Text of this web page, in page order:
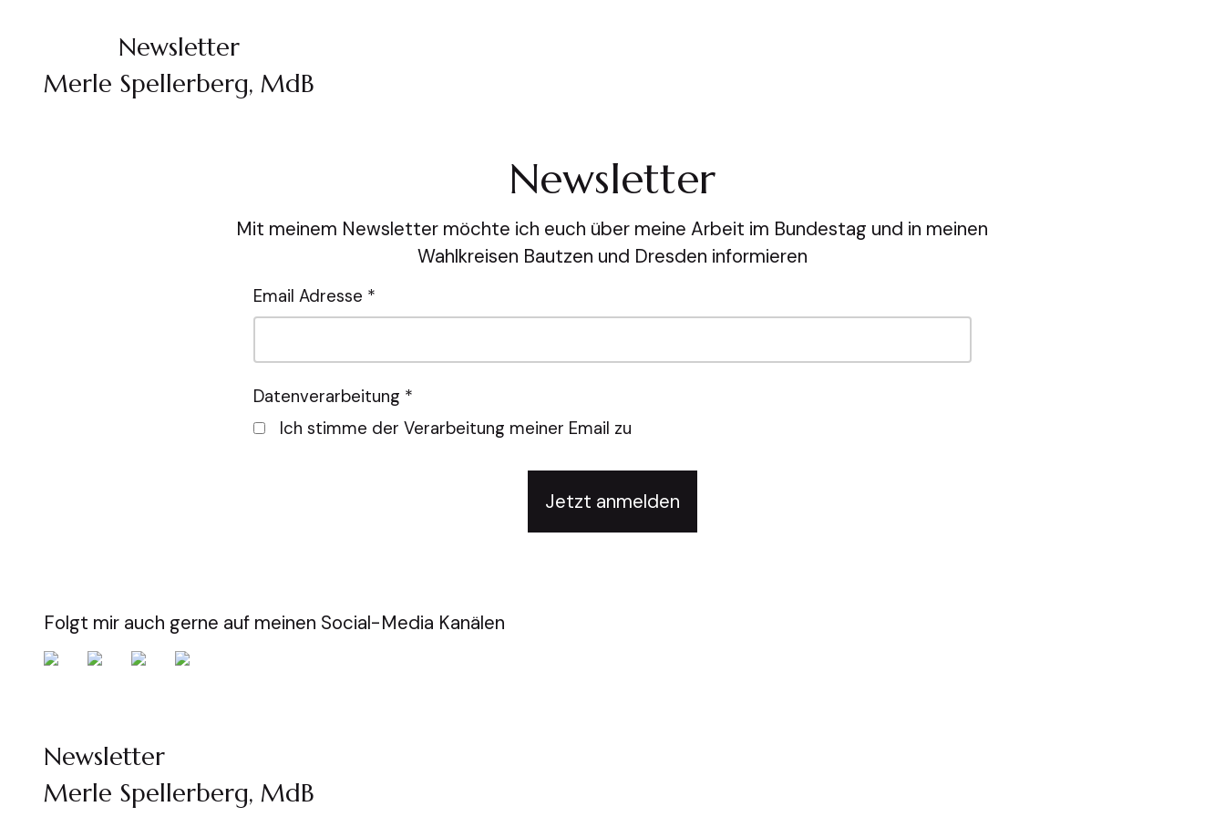
Newsletter
Merle Spellerberg, MdB
Newsletter
Mit meinem Newsletter möchte ich euch über meine Arbeit im Bundestag und in meinen
Wahlkreisen Bautzen und Dresden informieren
Email Adresse *
Datenverarbeitung *
Ich stimme der Verarbeitung meiner Email zu
Jetzt anmelden
Folgt mir auch gerne auf meinen Social-Media Kanälen
Newsletter
Merle Spellerberg, MdB